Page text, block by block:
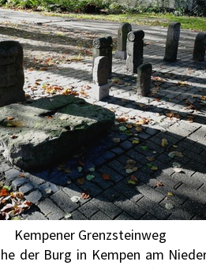
Kempener Grenzsteinweg
der Burg in Kempen am